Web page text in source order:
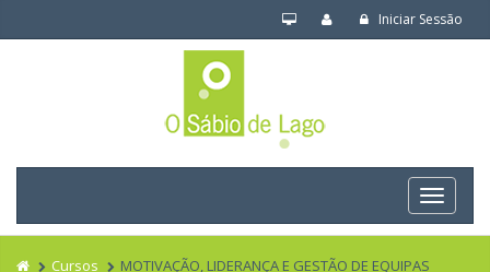
Iniciar Sessão
Cursos MOTIVAÇÃO, LIDERANÇA E GESTÃO DE EQUIPAS